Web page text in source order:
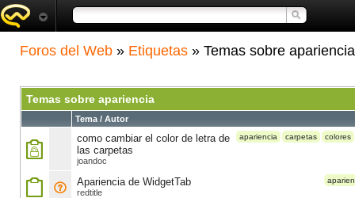
Foros del Web » Etiquetas » Temas sobre apariencia
Temas sobre apariencia
Tema / Autor
apariencia carpetas colores
como cambiar el color de letra de
las carpetas
joandoc
Apariencia de WidgetTab
redtitle